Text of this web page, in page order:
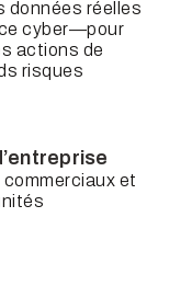
données réelles
cyber—pour
actions de
risques
et